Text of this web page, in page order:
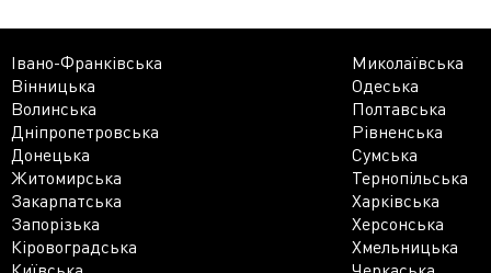
Івано-Франківська
Миколаївська
Вінницька
Одеська
Волинська
Полтавська
Дніпропетровська
Рівненська
Донецька
Сумська
Житомирська
Тернопільська
Закарпатська
Харківська
Запорізька
Херсонська
Кіровоградська
Хмельницька